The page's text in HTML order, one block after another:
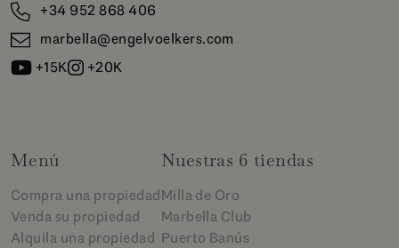
+34 952 868 406
marbella@engelvoelkers.com
+15K
+20K
Menú
Compra una propiedad
Venda su propiedad
Alquila una propiedad
Nuestras 6 tiendas
Milla de Oro
Marbella Club
Puerto Banús